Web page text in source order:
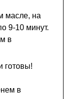
масле, на
9-10 минут.
готовы!